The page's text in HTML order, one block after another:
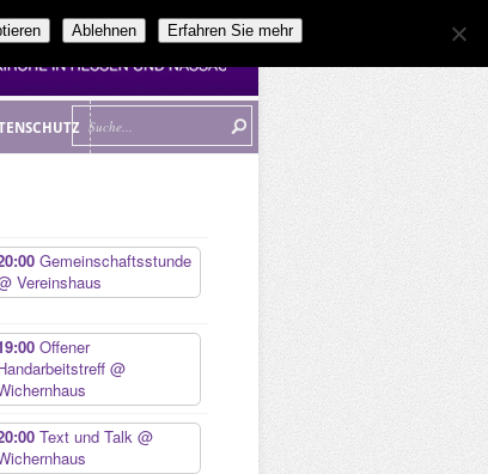
Gemeinschaftsstunde
Vereinshaus
Offener
@
Text und Talk @
Ablehnen Erfahren Sie mehr